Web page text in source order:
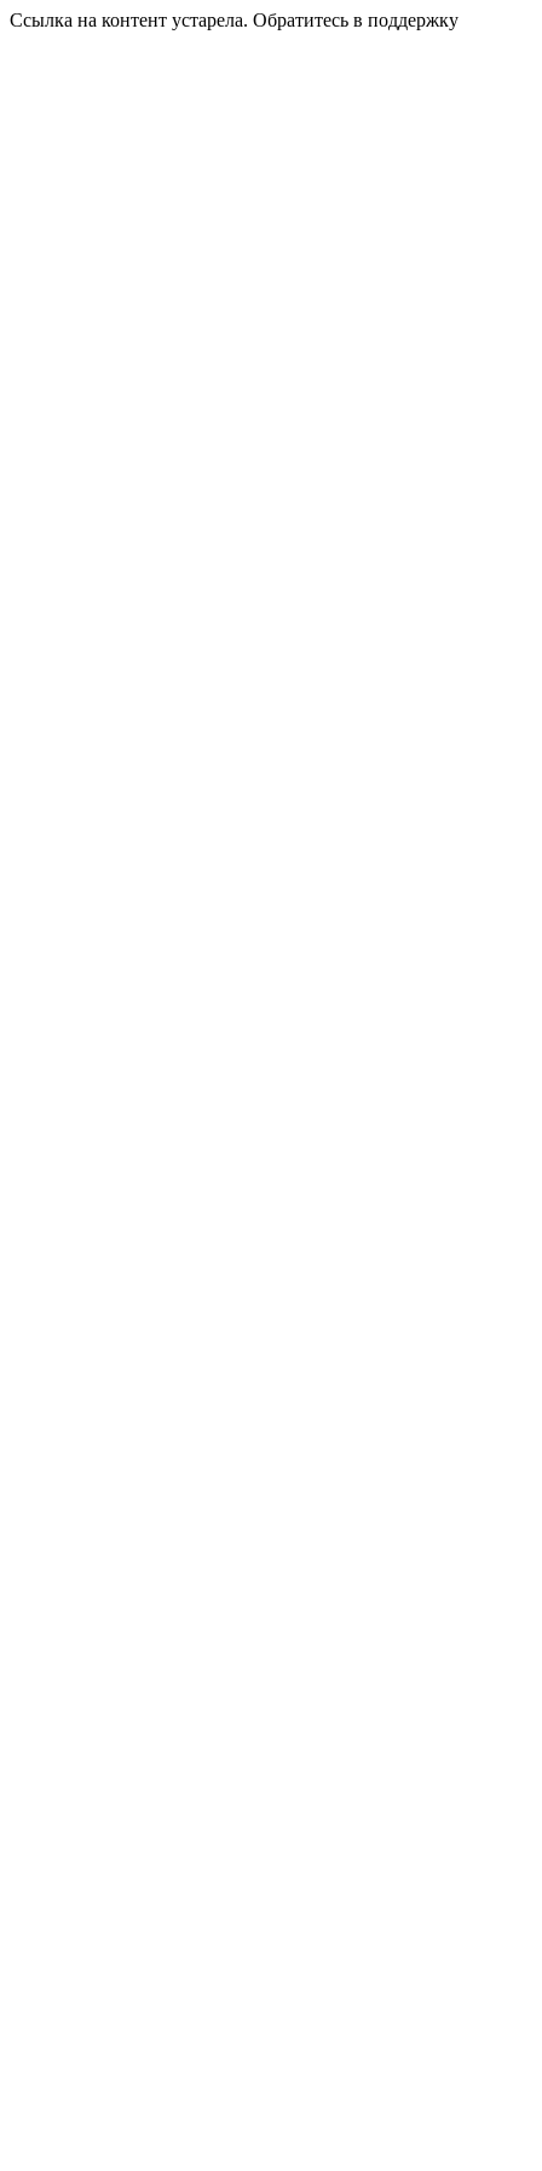
Ссылка на контент устарела. Обратитесь в поддержку